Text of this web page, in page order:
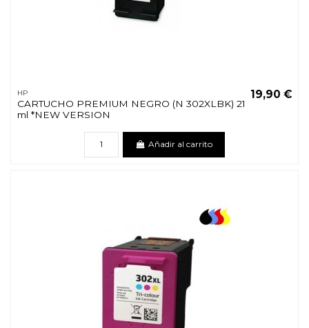
HP
CARTUCHO PREMIUM NEGRO (N 302XLBK) 21
ml *NEW VERSION
19,90 €
Añadir al carrito